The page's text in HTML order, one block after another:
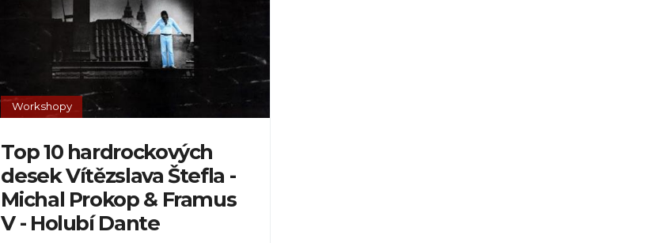
Workshopy
Top 10 hardrockových
desek Vítězslava Štefla -
Michal Prokop & Framus
V - Holubí Dante